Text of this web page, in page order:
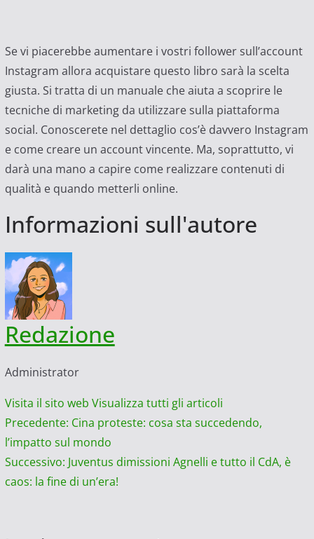
Se vi piacerebbe aumentare i vostri follower sull’account
Instagram allora acquistare questo libro sarà la scelta
giusta. Si tratta di un manuale che aiuta a scoprire le
tecniche di marketing da utilizzare sulla piattaforma
social. Conoscerete nel dettaglio cos’è davvero Instagram
e come creare un account vincente. Ma, soprattutto, vi
darà una mano a capire come realizzare contenuti di
qualità e quando metterli online.
Informazioni sull'autore
Redazione
Administrator
Visita il sito web Visualizza tutti gli articoli
Navigazione
articolo
Precedente: Cina proteste: cosa sta succedendo,
l’impatto sul mondo
Successivo: Juventus dimissioni Agnelli e tutto il CdA, è
caos: la fine di un’era!